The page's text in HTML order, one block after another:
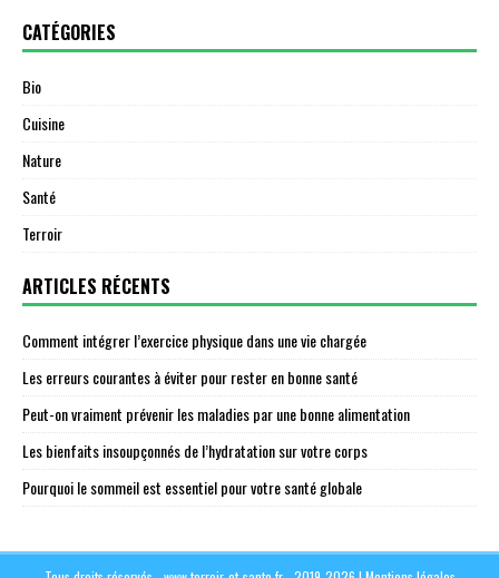
CATÉGORIES
Bio
Cuisine
Nature
Santé
Terroir
ARTICLES RÉCENTS
Comment intégrer l’exercice physique dans une vie chargée
Les erreurs courantes à éviter pour rester en bonne santé
Peut-on vraiment prévenir les maladies par une bonne alimentation
Les bienfaits insoupçonnés de l’hydratation sur votre corps
Pourquoi le sommeil est essentiel pour votre santé globale